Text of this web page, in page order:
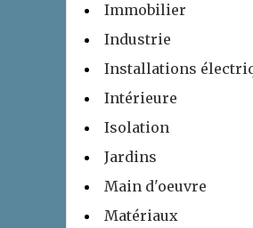
Immobilier
Industrie
Installations
Intérieure
Isolation
Jardins
Main d'oeuvre
Matériaux